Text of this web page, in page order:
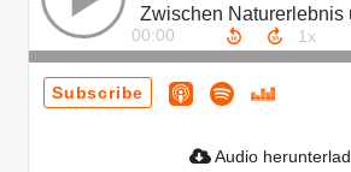
00:00
Subscribe
Audio